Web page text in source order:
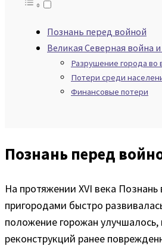
Познань перед войной
Великая Северная война
Разрушение города во
Потери среди
Финансовые потери
Познань перед
На протяжении XVI века Познань
пригородами быстро
положение горожан
реконструкций ранее